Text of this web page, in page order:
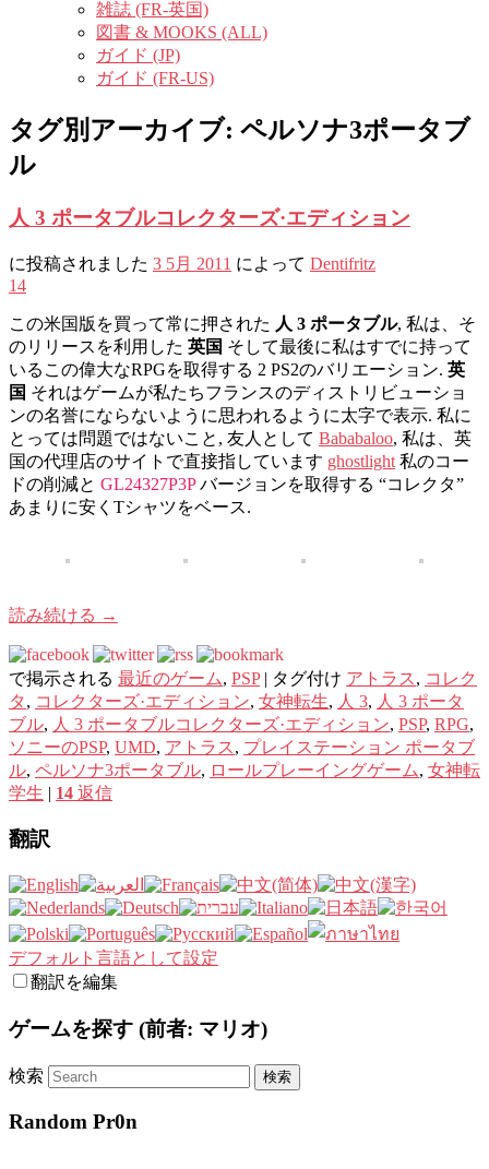
雑誌 (FR-英国)
図書 & MOOKS (ALL)
ガイド (JP)
ガイド (FR-US)
タグ別アーカイブ: ペルソナ3ポータブ
ル
人 3 ポータブルコレクターズ·エディション
に投稿されました 3 5月 2011 によって Dentifritz
14
この米国版を買って常に押された 人 3 ポータブル, 私は、そ
のリリースを利用した 英国 そして最後に私はすでに持って
いるこの偉大なRPGを取得する 2 PS2のバリエーション. 英
国 それはゲームが私たちフランスのディストリビューショ
ンの名誉にならないように思われるように太字で表示. 私に
とっては問題ではないこと, 友人として Bababaloo, 私は、英
国の代理店のサイトで直接指しています ghostlight 私のコー
ドの削減と GL24327P3Pバージョンを取得する “コレクタ”
あまりに安くTシャツをベース.
読み続ける →
で掲示される 最近のゲーム, PSP | タグ付け アトラス , コレク
タ , コレクターズ·エディション, 女神転生, 人 3, 人 3 ポータ
ブル, 人 3 ポータブルコレクターズ·エディション, PSP, RPG,
ソニーのPSP, UMD, アトラス , プレイステーション ポータブ
ル, ペルソナ3ポータブル, ロールプレーイングゲーム, 女神転
学生 | 14 返信
翻訳
デフォルト言語として設定
翻訳を編集
ゲームを探す (前者: マリオ)
検索
Random Pr0n